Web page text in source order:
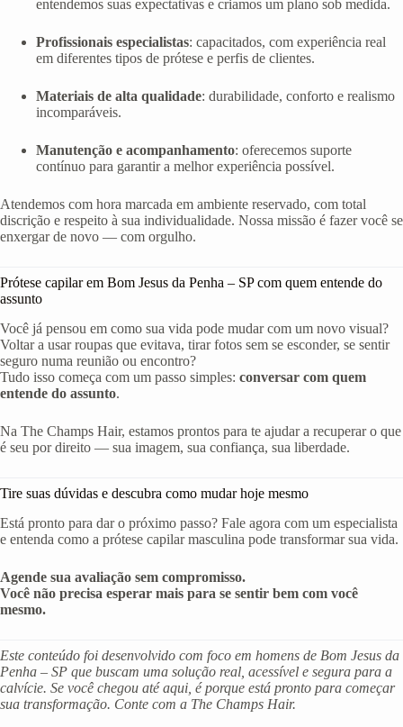
entendemos suas expectativas e criamos um plano sob medida.
Profissionais especialistas: capacitados, com experiência real
em diferentes tipos de prótese e perfis de clientes.
Materiais de alta qualidade: durabilidade, conforto e realismo
incomparáveis.
Manutenção e acompanhamento: oferecemos suporte
contínuo para garantir a melhor experiência possível.
Atendemos com hora marcada em ambiente reservado, com total
discrição e respeito à sua individualidade. Nossa missão é fazer você se
enxergar de novo — com orgulho.
Prótese capilar em Bom Jesus da Penha – SP com quem entende do
assunto
Você já pensou em como sua vida pode mudar com um novo visual?
Voltar a usar roupas que evitava, tirar fotos sem se esconder, se sentir
seguro numa reunião ou encontro?
Tudo isso começa com um passo simples: conversar com quem
entende do assunto.
Na The Champs Hair, estamos prontos para te ajudar a recuperar o que
é seu por direito — sua imagem, sua confiança, sua liberdade.
Tire suas dúvidas e descubra como mudar hoje mesmo
Está pronto para dar o próximo passo? Fale agora com um especialista
e entenda como a prótese capilar masculina pode transformar sua vida.
Agende sua avaliação sem compromisso.
Você não precisa esperar mais para se sentir bem com você
mesmo.
Este conteúdo foi desenvolvido com foco em homens de Bom Jesus da
Penha – SP que buscam uma solução real, acessível e segura para a
calvície. Se você chegou até aqui, é porque está pronto para começar
sua transformação. Conte com a The Champs Hair.